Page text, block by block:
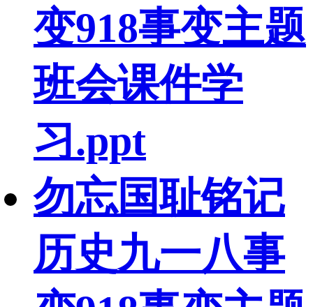
变918事变主题
班会课件学
习.ppt
勿忘国耻铭记
历史九一八事